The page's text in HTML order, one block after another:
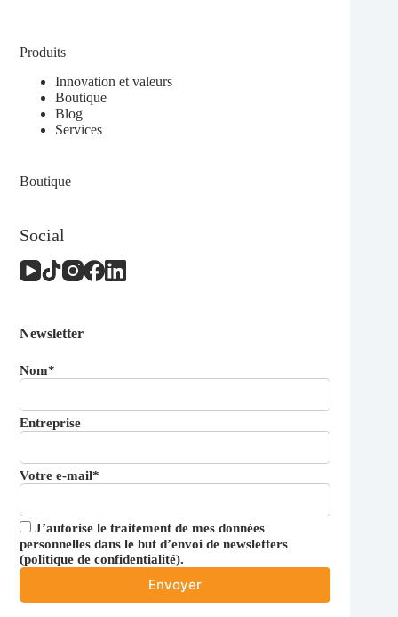
Produits
Innovation et valeurs
Boutique
Blog
Services
Boutique
Social
Newsletter
Nom*
Entreprise
Votre e-mail*
J’autorise le traitement de mes données
personnelles dans le but d’envoi de newsletters
(politique de confidentialité).